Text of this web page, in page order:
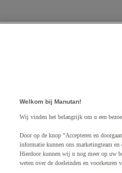
aan winkelwagen
Welkom bij Manutan!
Wij vinden het belangrijk om u een
Door op de knop "Accepteren en
informatie kunnen ons marketingteam en
Hierdoor kunnen wij u nog meer op uw
weten over de doeleinden en